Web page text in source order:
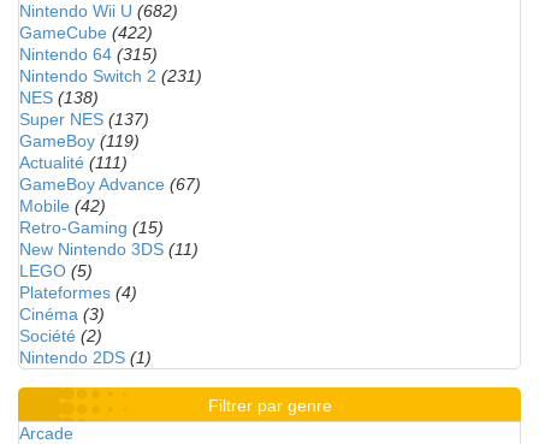
Nintendo Wii U (682)
GameCube (422)
Nintendo 64 (315)
Nintendo Switch 2 (231)
NES (138)
Super NES (137)
GameBoy (119)
Actualité (111)
GameBoy Advance (67)
Mobile (42)
Retro-Gaming (15)
New Nintendo 3DS (11)
LEGO (5)
Plateformes (4)
Cinéma (3)
Société (2)
Nintendo 2DS (1)
Filtrer par genre
Arcade